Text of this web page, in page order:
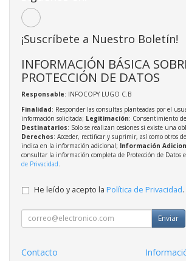
¡Suscríbete a Nuestro Boletín!
INFORMACIÓN BÁSICA
PROTECCIÓN DE DATOS
Responsable: INFOCOPY LUGO C.B
Finalidad: Responder las consultas planteadas por el
información solicitada; Legitimación: Consentimiento
Destinatarios: Solo se realizan cesiones si existe una
Derechos: Acceder, rectificar y suprimir, así como otros
indica en la información adicional; Información
consultar la información completa de Protección de Datos
de Privacidad
He leído y acepto la Política de Privacidad.
Enviar
Contacto